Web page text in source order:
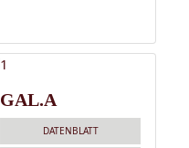
GAL.A
DATENBLATT